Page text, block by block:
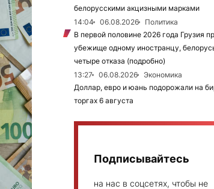
белорусскими акцизными марками
14:04
06.08.2026
Политика
В первой половине 2026 года Грузия
убежище одному иностранцу,
четыре отказа (подробно)
13:27
06.08.2026
Экономика
Доллар, евро и юань подорожали на
торгах 6 августа
Подписывайтесь
на нас в соцсетях, чтобы не